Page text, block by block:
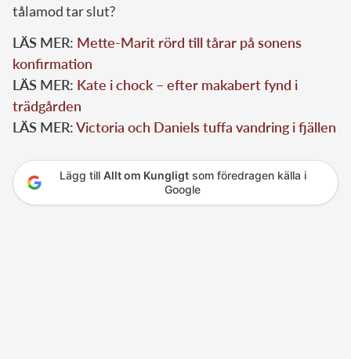
tålamod tar slut?
LÄS MER: Mette-Marit rörd till tårar på sonens
konfirmation
LÄS MER: Kate i chock – efter makabert fynd i
trädgården
LÄS MER:Victoria och Daniels tuffa vandring i fjällen
Lägg till Allt om Kungligtsom föredragen källa i
Google